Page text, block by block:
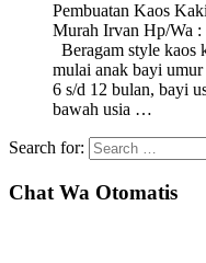
Pembuatan Kaos
Murah Irvan Hp/Wa :
Beragam style
mulai anak bayi
6 s/d 12 bulan, bayi
bawah usia …
Search for:
Chat Wa Otomatis